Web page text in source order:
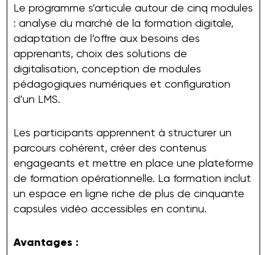
Le programme s’articule autour de cinq modules
: analyse du marché de la formation digitale,
adaptation de l’offre aux besoins des
apprenants, choix des solutions de
digitalisation, conception de modules
pédagogiques numériques et configuration
d’un LMS.
Les participants apprennent à structurer un
parcours cohérent, créer des contenus
engageants et mettre en place une plateforme
de formation opérationnelle. La formation inclut
un espace en ligne riche de plus de cinquante
capsules vidéo accessibles en continu.
Avantages :